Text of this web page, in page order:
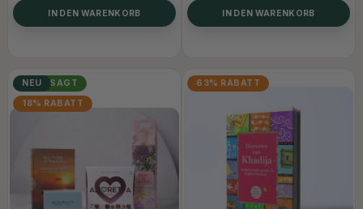
IN DEN WARENKORB IN DEN WARENKORB
ANGESAGT
18% RABATT
NEU 63% RABATT